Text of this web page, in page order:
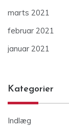
marts 2021
februar 2021
januar 2021
Kategorier
Indlæg